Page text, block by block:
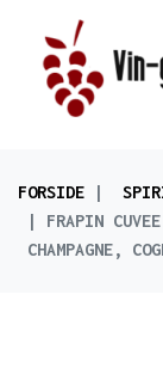
FORSIDE
FRAPIN
CHAMPAGNE,